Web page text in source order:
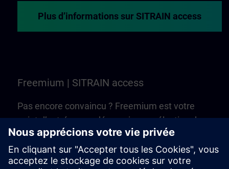
Plus d’informations sur SITRAIN access
Freemium | SITRAIN access
Pas encore convaincu ? Freemium est votre
point d’entrée pour découvrir une sélection de
formations et de cours en ligne de SITRAIN
access. C’est gratuit — aucun Learning
Membership n’est nécessaire !